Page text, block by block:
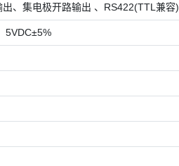
、集电极开路输出 、RS422(TTL兼容)
5VDC±5%